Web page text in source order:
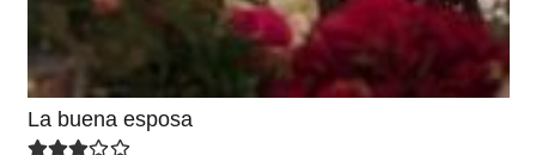
La buena esposa